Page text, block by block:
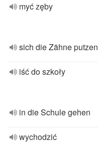
myć zęby
sich die Zähne putzen
iść do szkoły
in die Schule gehen
wychodzić